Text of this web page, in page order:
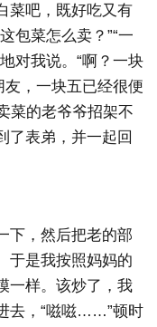
菜吧，既好吃又有
包菜怎么卖？”“一
对我说。“啊？一块
友，一块五已经很便
菜的老爷爷招架不
了表弟，并一起回
下，然后把老的部
于是我按照妈妈的
一样。该炒了，我
去，“嗞嗞……”顿时